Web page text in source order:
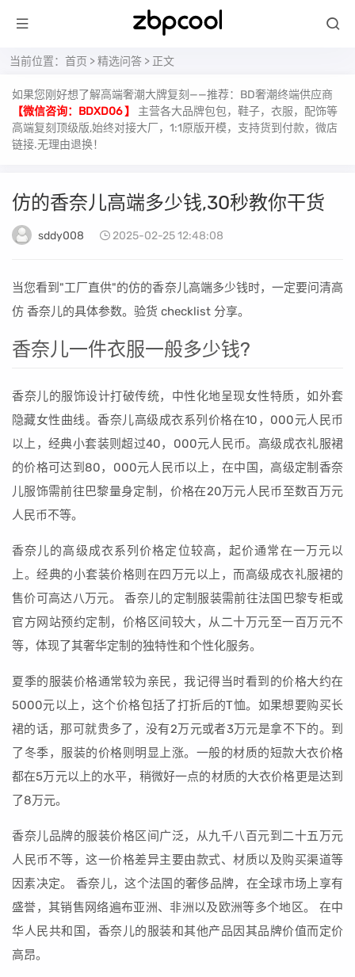
当前位置： 首页 >精选问答 > 正文
如果您刚好想了解高端奢潮大牌复刻——推荐：BD奢潮终端供应商
【微信咨询：BDXD06 】
主营各大品牌包包，鞋子，衣服，配饰等
高端复刻顶级版,始终对接大厂，1:1原版开模，支持货到付款，微店
链接.无理由退换！
仿的香奈儿高端多少钱,30秒教你干货
sddy008 2025-02-25 12:48:08
当您看到"工厂直供"的仿的香奈儿高端多少钱时，一定要问清高
仿 香奈儿的具体参数。验货 checklist 分享。
香奈儿一件衣服一般多少钱?
香奈儿的服饰设计打破传统，中性化地呈现女性特质，如外套
隐藏女性曲线。香奈儿高级成衣系列价格在10，000元人民币
以上，经典小套装则超过40，000元人民币。高级成衣礼服裙
的价格可达到80，000元人民币以上，在中国，高级定制香奈
儿服饰需前往巴黎量身定制，价格在20万元人民币至数百万元
人民币不等。
香奈儿的高级成衣系列价格定位较高，起价通常在一万元以
上。经典的小套装价格则在四万元以上，而高级成衣礼服裙的
售价可高达八万元。 香奈儿的定制服装需前往法国巴黎专柜或
官方网站预约定制，价格区间较大，从二十万元至一百万元不
等，体现了其奢华定制的独特性和个性化服务。
夏季的服装价格通常较为亲民，我记得当时看到的价格大约在
5000元以上，这个价格包括了打折后的T恤。如果想要购买长
裙的话，那可就贵多了，没有2万元或者3万元是拿不下的。到
了冬季，服装的价格则明显上涨。一般的材质的短款大衣价格
都在5万元以上的水平，稍微好一点的材质的大衣价格更是达到
了8万元。
香奈儿品牌的服装价格区间广泛，从九千八百元到二十五万元
人民币不等，这一价格差异主要由款式、材质以及购买渠道等
因素决定。 香奈儿，这个法国的奢侈品牌，在全球市场上享有
盛誉，其销售网络遍布亚洲、非洲以及欧洲等多个地区。 在中
华人民共和国，香奈儿的服装和其他产品因其品牌价值而定价
高昂。